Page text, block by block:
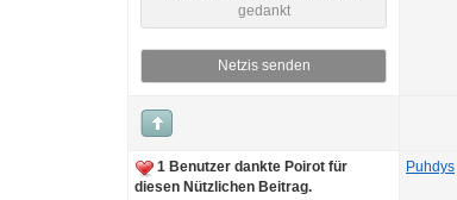
gedankt
Netzis senden
1 Benutzer dankte Poirot für
diesen Nützlichen Beitrag.
Puhdys